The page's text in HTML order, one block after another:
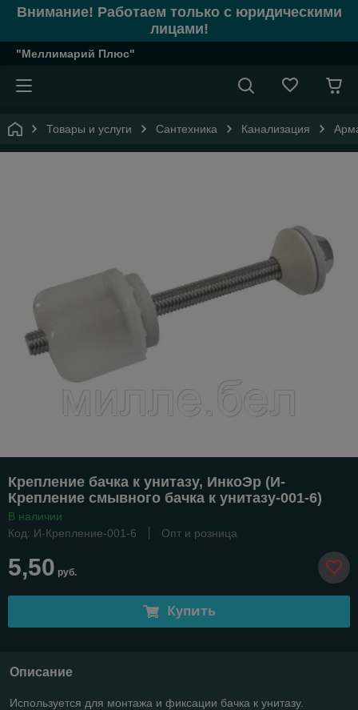
Внимание! Работаем только с юридическими
лицами!
"Меллимарий Плюс"
Товары и услуги Сантехника Канализация
Крепление бачка к унитазу, ИнкоЭр (И-
Крепление смывного бачка к унитазу-001-6)
В наличии
Код: И-Крепление-001-6
Опт и розница
5,50 руб.
Купить
Описание
Используется для монтажа и фиксации бачка к унитазу.